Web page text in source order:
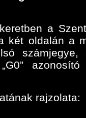
a
két oldalán a
számjegye,
azonosító
rajzolata: